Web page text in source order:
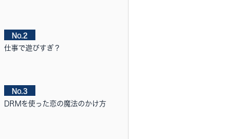
No.2
仕事で遊びすぎ？
No.3
DRMを使った恋の魔法のかけ方